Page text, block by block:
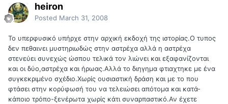
heiron
Posted March 31, 2008
Το υπερφυσικό υπήρχε στην αρχική εκδοχή της ιστορίας.Ο τυπος
δεν πεθαινει μυστηριωδώς στην αστρέχα αλλά η αστρέχα
στενεύει συνεχώς ώσπου τελικά τον λιώνει και εξαφανίζονται
και οι δύο,αστρέχα και ήρωας.Αλλά το διηγημα φτιαχτηκε με ένα
συγκεκριμένο σχέδιο.Χωρίς ουσιαστική δράση και με το που
φτάσει στην κορύφωσή του να τελειώσει απότομα και κατά-
κάποιο τρόπο-ξενέρωτα χωρίς κάτι συναρπαστικό.Αν έχετε